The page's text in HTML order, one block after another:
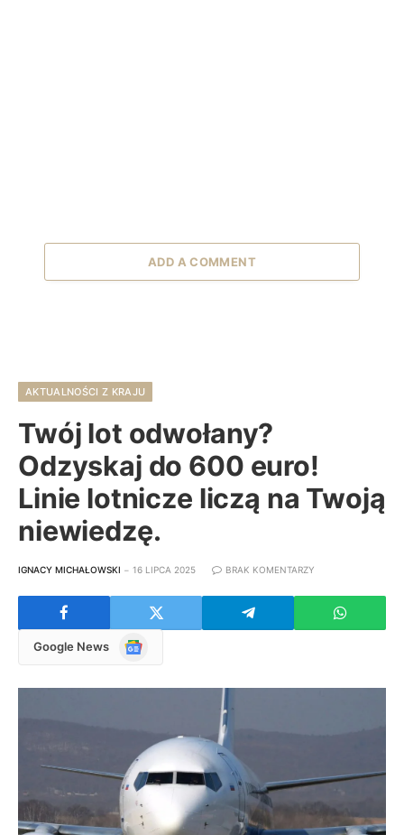
ADD A COMMENT
AKTUALNOŚCI Z KRAJU
Twój lot odwołany?
Odzyskaj do 600 euro!
Linie lotnicze liczą na Twoją
niewiedzę.
IGNACY MICHAŁOWSKI 16 LIPCA 2025 BRAK KOMENTARZY
Google News
Google